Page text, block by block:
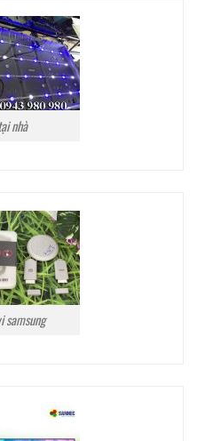
nhà
samsung